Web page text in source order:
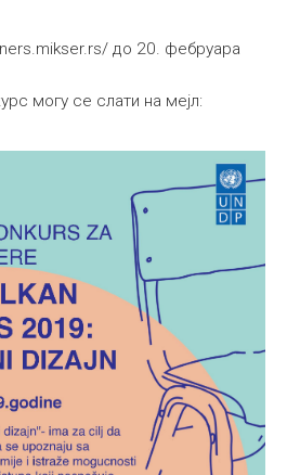
до 20. фебруара
могу се слати на мејл: